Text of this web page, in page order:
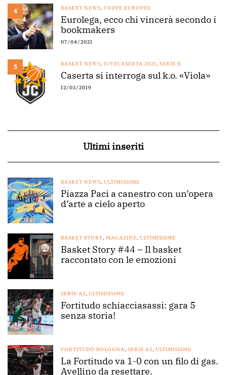
4 BASKET NEWS COPPE EUROPEE
Eurolega, ecco chi vincerà secondo i
bookmakers
07/04/2021
5 BASKET NEWS JUVECASERTA 2021 SERIE B
Caserta si interroga sul k.o. «Viola»
12/03/2019
Ultimi inseriti
BASKET NEWS ULTIMISSIME
Piazza Paci a canestro con un’opera
d’arte a cielo aperto
BASKET STORY MAGAZINE ULTIMISSIME
Basket Story #44 – Il basket
raccontato con le emozioni
SERIE A2 ULTIMISSIME
Fortitudo schiacciasassi: gara 5
senza storia!
FORTITUDO BOLOGNA SERIE A2 ULTIMISSIME
La Fortitudo va 1-0 con un filo di gas.
Avellino da resettare.